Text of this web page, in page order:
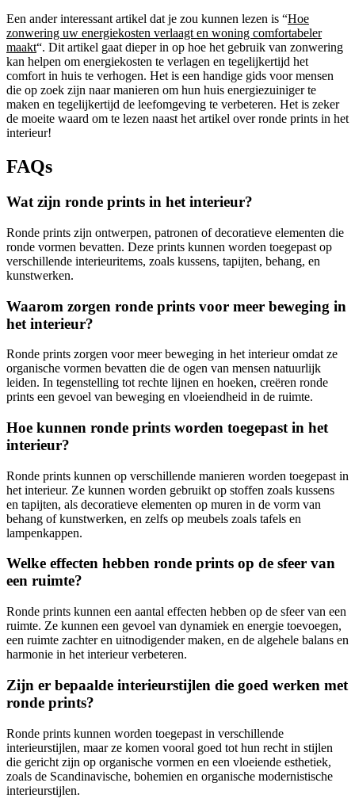
Een ander interessant artikel dat je zou kunnen lezen is “Hoe
zonwering uw energiekosten verlaagt en woning comfortabeler
maakt“. Dit artikel gaat dieper in op hoe het gebruik van zonwering
kan helpen om energiekosten te verlagen en tegelijkertijd het
comfort in huis te verhogen. Het is een handige gids voor mensen
die op zoek zijn naar manieren om hun huis energiezuiniger te
maken en tegelijkertijd de leefomgeving te verbeteren. Het is zeker
de moeite waard om te lezen naast het artikel over ronde prints in het
interieur!
FAQs
Wat zijn ronde prints in het interieur?
Ronde prints zijn ontwerpen, patronen of decoratieve elementen die
ronde vormen bevatten. Deze prints kunnen worden toegepast op
verschillende interieuritems, zoals kussens, tapijten, behang, en
kunstwerken.
Waarom zorgen ronde prints voor meer beweging in
het interieur?
Ronde prints zorgen voor meer beweging in het interieur omdat ze
organische vormen bevatten die de ogen van mensen natuurlijk
leiden. In tegenstelling tot rechte lijnen en hoeken, creëren ronde
prints een gevoel van beweging en vloeiendheid in de ruimte.
Hoe kunnen ronde prints worden toegepast in het
interieur?
Ronde prints kunnen op verschillende manieren worden toegepast in
het interieur. Ze kunnen worden gebruikt op stoffen zoals kussens
en tapijten, als decoratieve elementen op muren in de vorm van
behang of kunstwerken, en zelfs op meubels zoals tafels en
lampenkappen.
Welke effecten hebben ronde prints op de sfeer van
een ruimte?
Ronde prints kunnen een aantal effecten hebben op de sfeer van een
ruimte. Ze kunnen een gevoel van dynamiek en energie toevoegen,
een ruimte zachter en uitnodigender maken, en de algehele balans en
harmonie in het interieur verbeteren.
Zijn er bepaalde interieurstijlen die goed werken met
ronde prints?
Ronde prints kunnen worden toegepast in verschillende
interieurstijlen, maar ze komen vooral goed tot hun recht in stijlen
die gericht zijn op organische vormen en een vloeiende esthetiek,
zoals de Scandinavische, bohemien en organische modernistische
interieurstijlen.